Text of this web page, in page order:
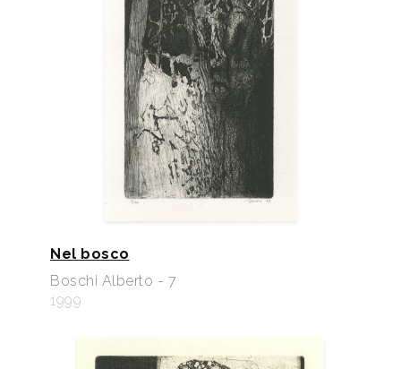
Nel bosco
Boschi Alberto - 7
1999